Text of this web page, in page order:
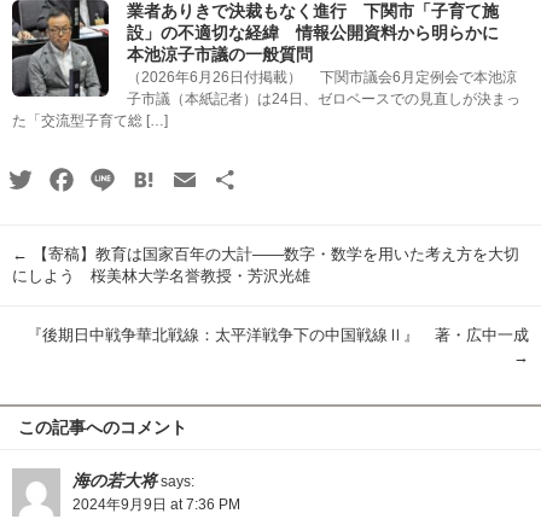
業者ありきで決裁もなく進行 下関市「子育て施
設」の不適切な経緯 情報公開資料から明らかに
本池涼子市議の一般質問
（2026年6月26日付掲載） 下関市議会6月定例会で本池涼
子市議（本紙記者）は24日、ゼロベースでの見直しが決まっ
た「交流型子育て総 […]
TwitterFacebook
Line HatenaEmail
←
【寄稿】教育は国家百年の大計――数字・数学を用いた考え方を大切
にしよう 桜美林大学名誉教授・芳沢光雄
『後期日中戦争華北戦線：太平洋戦争下の中国戦線Ⅱ』 著・広中一成
→
この記事へのコメント
海の若大将 says:
2024年9月9日 at 7:36 PM